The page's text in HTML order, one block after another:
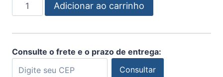
Adicionar ao carrinho
Consulte o frete e o prazo de entrega:
Consultar